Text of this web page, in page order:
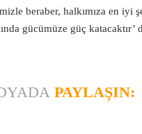
beraber, halkımıza en
gücümüze güç katacaktır’
PAYLAŞIN: